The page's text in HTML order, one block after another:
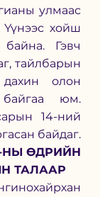
улмаас
Үүнээс хойш
Гэвч
тайлбарын
олон
юм.
14-ний
өдөр дараах тойм мэдээллийг гаргасан байдаг.
НЫ ӨДРИЙН
ТАЛААР